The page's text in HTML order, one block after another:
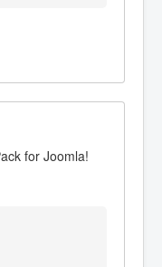
for Joomla!